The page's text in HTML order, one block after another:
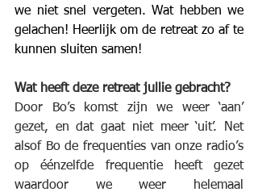
we niet snel vergeten. Wat hebben we
gelachen! Heerlijk om de retreat zo af te
kunnen sluiten samen!
Wat heeft deze retreat jullie gebracht?
Door Bo’s komst zijn we weer ‘aan’
gezet, en dat gaat niet meer ‘uit’. Net
alsof Bo de frequenties van onze radio’s
op éénzelfde frequentie heeft gezet
waardoor we weer helemaal